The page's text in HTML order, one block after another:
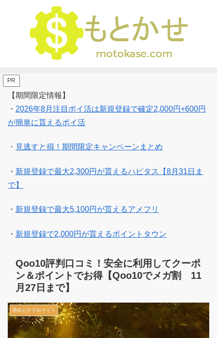
PR
【期間限定情報】
・ 2026年8月注目ポイ活は新規登録で確定2,000円+600円
が簡単に貰えるポイ活
・ 見逃すと損！期間限定キャンペーンまとめ
・ 新規登録で最大2,300円が貰えるハピタス【8月31日ま
で】
・ 新規登録で最大5,100円が貰えるアメフリ
・ 新規登録で2,000円が貰えるポイントタウン
Qoo10評判口コミ！安全に利用してクーポ
ン＆ポイントでお得【Qoo10でメガ割 11
月27日まで】
通販おすすめサイト